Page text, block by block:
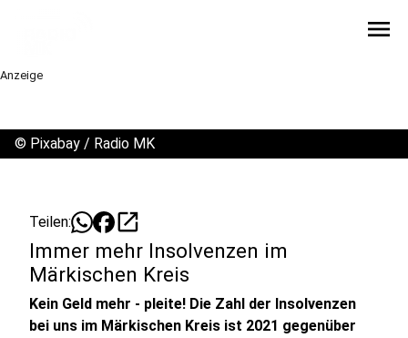
menu
Anzeige
© Pixabay / Radio MK
Teilen: open_in_new
Immer mehr Insolvenzen im
Märkischen Kreis
Kein Geld mehr - pleite! Die Zahl der Insolvenzen
bei uns im Märkischen Kreis ist 2021 gegenüber